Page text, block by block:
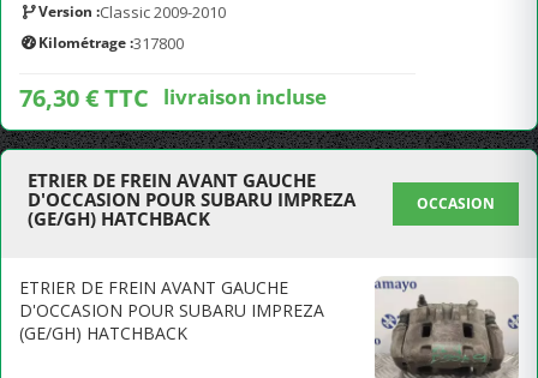
Version :Classic 2009-2010
Kilométrage :317800
76,30 € TTC livraison incluse
ETRIER DE FREIN AVANT GAUCHE
D'OCCASION POUR SUBARU IMPREZA
(GE/GH) HATCHBACK
OCCASION
ETRIER DE FREIN AVANT GAUCHE
D'OCCASION POUR SUBARU IMPREZA
(GE/GH) HATCHBACK